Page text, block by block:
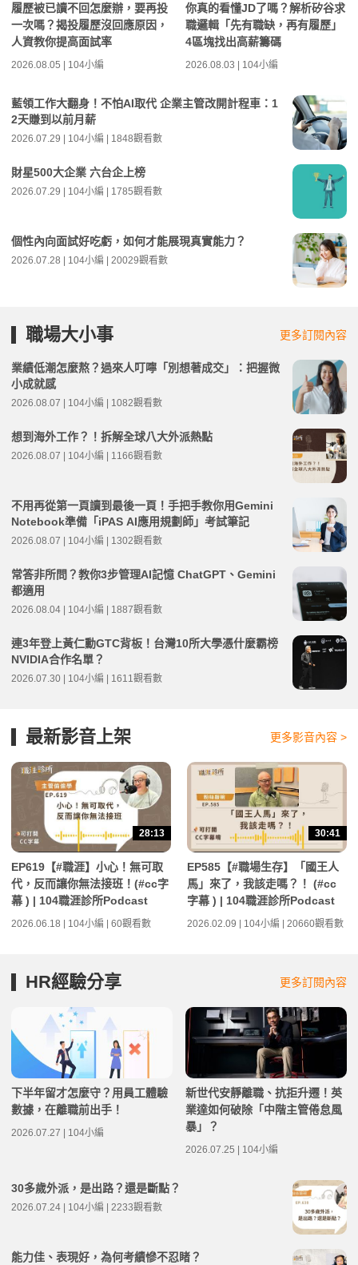
履歷被已讀不回怎麼辦，要再投
一次嗎？揭投履歷沒回應原因，
人資教你提高面試率
2026.08.05 | 104小編
你真的看懂JD了嗎？解析矽谷求
職邏輯「先有職缺，再有履歷」
4區塊找出高薪籌碼
2026.08.03 | 104小編
藍領工作大翻身！不怕AI取代 企業主管改開計程車：1
2天賺到以前月薪
2026.07.29 | 104小編 | 1848觀看數
財星500大企業 六台企上榜
2026.07.29 | 104小編 | 1785觀看數
個性內向面試好吃虧，如何才能展現真實能力？
2026.07.28 | 104小編 | 20029觀看數
職場大小事 更多訂閱內容
業績低潮怎麼熬？過來人叮嚀「別想著成交」：把握微
小成就感
2026.08.07 | 104小編 | 1082觀看數
想到海外工作？！拆解全球八大外派熱點
2026.08.07 | 104小編 | 1166觀看數
不用再從第一頁讀到最後一頁！手把手教你用Gemini
Notebook準備「iPAS AI應用規劃師」考試筆記
2026.08.07 | 104小編 | 1302觀看數
常答非所問？教你3步管理AI記憶 ChatGPT、Gemini
都適用
2026.08.04 | 104小編 | 1887觀看數
連3年登上黃仁勳GTC背板！台灣10所大學憑什麼霸榜
NVIDIA合作名單？
2026.07.30 | 104小編 | 1611觀看數
最新影音上架 更多影音內容 >
28:13
EP619【#職涯】小心！無可取
代，反而讓你無法接班！(#cc字
幕 ) | 104職涯診所Podcast
2026.06.18 | 104小編 | 60觀看數
30:41
EP585【#職場生存】「國王人
馬」來了，我該走嗎？！ (#cc
字幕 ) | 104職涯診所Podcast
2026.02.09 | 104小編 | 20660觀看數
HR經驗分享 更多訂閱內容
下半年留才怎麼守？用員工體驗
數據，在離職前出手！
2026.07.27 | 104小編
新世代安靜離職、抗拒升遷！英
業達如何破除「中階主管倦怠風
暴」？
2026.07.25 | 104小編
30多歲外派，是出路？還是斷點？
2026.07.24 | 104小編 | 2233觀看數
能力佳、表現好，為何考績慘不忍睹？